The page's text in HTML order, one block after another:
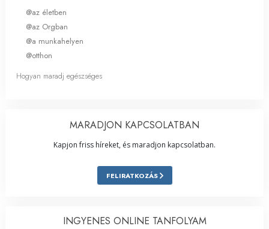
@az életben
@az Orgban
@a munkahelyen
@otthon
Hogyan maradj egészséges
MARADJON KAPCSOLATBAN
Kapjon friss híreket, és maradjon kapcsolatban.
FELIRATKOZÁS
INGYENES ONLINE TANFOLYAM